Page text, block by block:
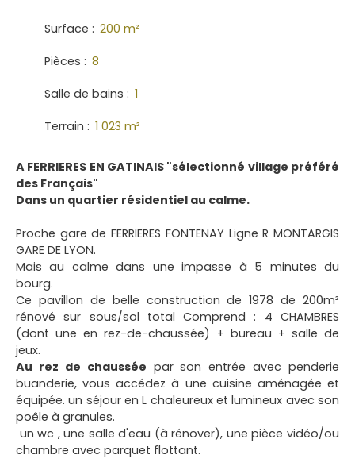
Surface : 200 m²
Pièces : 8
Salle de bains : 1
Terrain : 1 023 m²
A FERRIERES EN GATINAIS "sélectionné village préféré
des Français"
Dans un quartier résidentiel au calme.
Proche gare de FERRIERES FONTENAY Ligne R MONTARGIS
GARE DE LYON.
Mais au calme dans une impasse à 5 minutes du
bourg.
Ce pavillon de belle construction de 1978 de 200m²
rénové sur sous/sol total Comprend : 4 CHAMBRES
(dont une en rez-de-chaussée) + bureau + salle de
jeux.
Au rez de chaussée par son entrée avec penderie
buanderie, vous accédez à une cuisine aménagée et
équipée. un séjour en L chaleureux et lumineux avec son
poêle à granules.
un wc , une salle d'eau (à rénover), une pièce vidéo/ou
chambre avec parquet flottant.